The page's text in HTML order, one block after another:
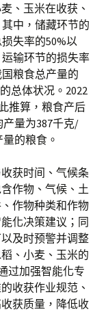
、玉米在收获、
中，储藏环节的
失率的50%以
输环节的损失率
粮食总产量的
总体状况。2022
推算，粮食产后
量为387千克/
的粮食。
获时间、气候条
作物、气候、土
作物种类和作物
化决策建议；同
及时预警并调整
、小麦、玉米的
过加强智能化专
收获作业规范、
获质量，降低收